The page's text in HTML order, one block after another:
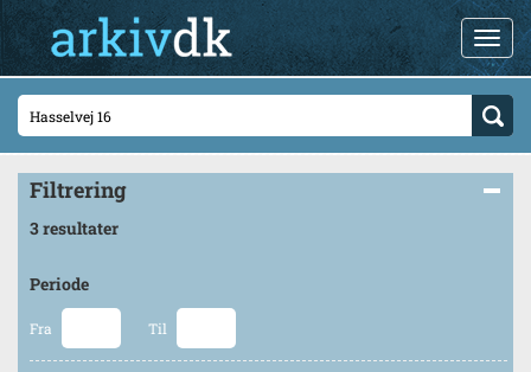
Filtrering
3 resultater
Periode
Fra Til